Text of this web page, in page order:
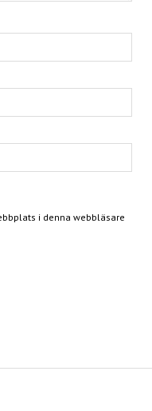
i denna webbläsare